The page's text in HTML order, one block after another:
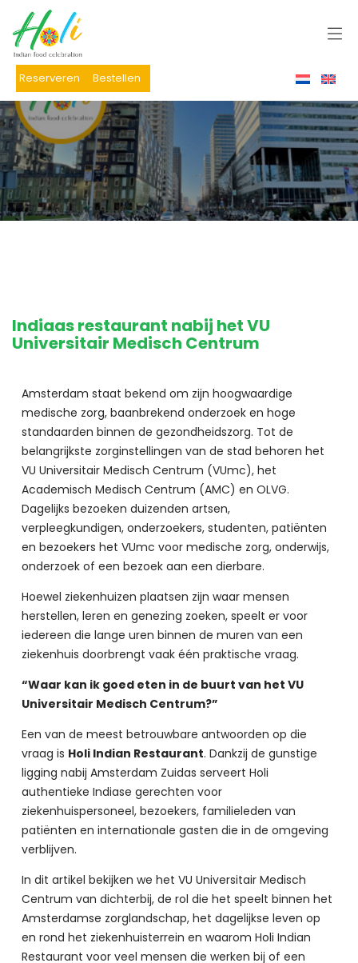
Reserveren Bestellen
Indiaas restaurant nabij het VU
Universitair Medisch Centrum
Amsterdam staat bekend om zijn hoogwaardige
medische zorg, baanbrekend onderzoek en hoge
standaarden binnen de gezondheidszorg. Tot de
belangrijkste zorginstellingen van de stad behoren het
VU Universitair Medisch Centrum (VUmc), het
Academisch Medisch Centrum (AMC) en OLVG.
Dagelijks bezoeken duizenden artsen,
verpleegkundigen, onderzoekers, studenten, patiënten
en bezoekers het VUmc voor medische zorg, onderwijs,
onderzoek of een bezoek aan een dierbare.
Hoewel ziekenhuizen plaatsen zijn waar mensen
herstellen, leren en genezing zoeken, speelt er voor
iedereen die lange uren binnen de muren van een
ziekenhuis doorbrengt vaak één praktische vraag.
“Waar kan ik goed eten in de buurt van het VU
Universitair Medisch Centrum?”
Een van de meest betrouwbare antwoorden op die
vraag is Holi Indian Restaurant. Dankzij de gunstige
ligging nabij Amsterdam Zuidas serveert Holi
authentieke Indiase gerechten voor
ziekenhuispersoneel, bezoekers, familieleden van
patiënten en internationale gasten die in de omgeving
verblijven.
In dit artikel bekijken we het VU Universitair Medisch
Centrum van dichterbij, de rol die het speelt binnen het
Amsterdamse zorglandschap, het dagelijkse leven op
en rond het ziekenhuisterrein en waarom Holi Indian
Restaurant voor veel mensen die werken bij of een